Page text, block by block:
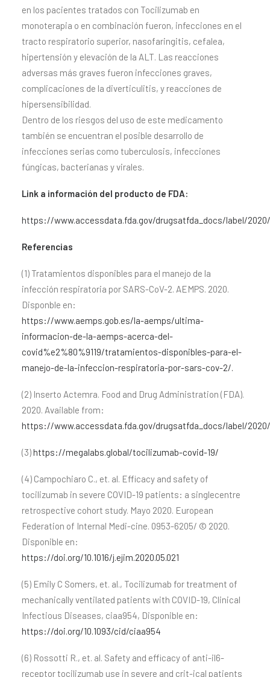
en los pacientes tratados con Tocilizumab en
monoterapia o en combinación fueron, infecciones en el
tracto respiratorio superior, nasofaringitis, cefalea,
hipertensión y elevación de la ALT. Las reacciones
adversas más graves fueron infecciones graves,
complicaciones de la diverticulitis, y reacciones de
hipersensibilidad.
Dentro de los riesgos del uso de este medicamento
también se encuentran el posible desarrollo de
infecciones serias como tuberculosis, infecciones
fúngicas, bacterianas y virales.
Link a información del producto de FDA:
https://www.accessdata.fda.gov/drugsatfda_docs/label/2020/
Referencias
(1) Tratamientos disponibles para el manejo de la
infección respiratoria por SARS-CoV-2. AEMPS. 2020.
Disponble en:
https://www.aemps.gob.es/la-aemps/ultima-
informacion-de-la-aemps-acerca-del-
covid%e2%80%9119/tratamientos-disponibles-para-el-
manejo-de-la-infeccion-respiratoria-por-sars-cov-2/.
(2) Inserto Actemra. Food and Drug Administration (FDA).
2020. Available from:
https://www.accessdata.fda.gov/drugsatfda_docs/label/2020/
(3)https://megalabs.global/tocilizumab-covid-19/
(4) Campochiaro C., et. al. Efficacy and safety of
tocilizumab in severe COVID-19 patients: a singlecentre
retrospective cohort study. Mayo 2020. European
Federation of Internal Medi-cine. 0953-6205/ © 2020.
Disponible en:
https://doi.org/10.1016/j.ejim.2020.05.021
(5) Emily C Somers, et. al., Tocilizumab for treatment of
mechanically ventilated patients with COVID-19, Clinical
Infectious Diseases, ciaa954, Disponible en:
https://doi.org/10.1093/cid/ciaa954
(6) Rossotti R., et. al. Safety and efficacy of anti-il6-
receptor tocilizumab use in severe and crit-ical patients